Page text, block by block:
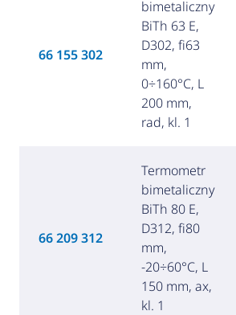
66 155 302
bimetaliczny
BiTh 63 E,
D302, fi63
mm,
0÷160°C, L
200 mm,
rad, kl. 1
66 209 312
Termometr
bimetaliczny
BiTh 80 E,
D312, fi80
mm,
-20÷60°C, L
150 mm, ax,
kl. 1